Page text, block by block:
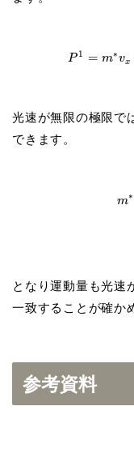
P 1 = m∗vx
光速が無限の極限で
できます。
m∗
となり運動量も光速
一致することが確か
参考資料